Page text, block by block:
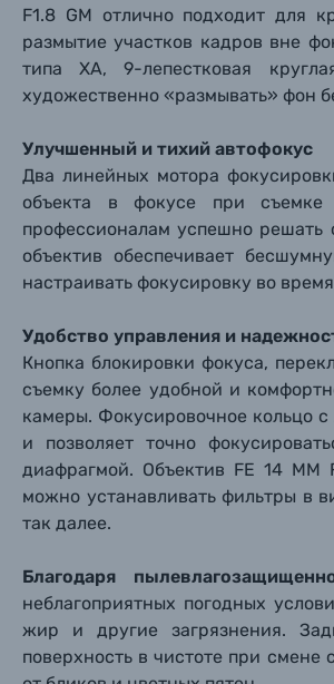
Оптические приборы
Электроника
Материалы
Осветительное
Фоторамки
Фотоальбомы
Книги о фотографии,
Солнцезащитные очки
Б/У фототехника
Уценённые товары
F1.8 GM отлично подходит для
размытие участков кадров вне
типа XA, 9-лепестковая
художественно «размывать» фон
Улучшенный и тихий автофокус
Два линейных мотора
объекта в фокусе при съемке
профессионалам успешно решать
объектив обеспечивает
настраивать фокусировку во
Удобство управления и
Кнопка блокировки фокуса,
съемку более удобной и
камеры. Фокусировочное кольцо
и позволяет точно
диафрагмой. Объектив FE 14 ММ
можно устанавливать фильтры в
так далее.
Благодаря
неблагоприятных погодных
жир и другие загрязнения.
поверхность в чистоте при